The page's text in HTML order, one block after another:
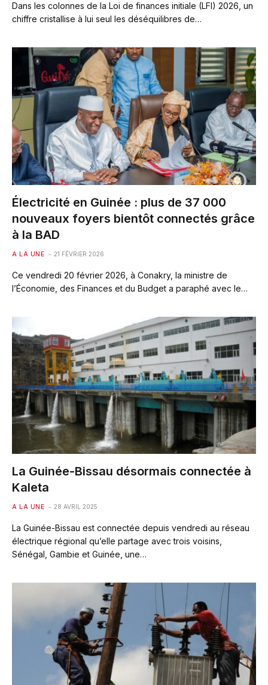
Dans les colonnes de la Loi de finances initiale (LFI) 2026, un
chiffre cristallise à lui seul les déséquilibres de…
Électricité en Guinée : plus de 37 000
nouveaux foyers bientôt connectés grâce
à la BAD
A LA UNE 21 FÉVRIER 2026
Ce vendredi 20 février 2026, à Conakry, la ministre de
l’Économie, des Finances et du Budget a paraphé avec le…
La Guinée-Bissau désormais connectée à
Kaleta
A LA UNE 28 AVRIL 2025
La Guinée-Bissau est connectée depuis vendredi au réseau
électrique régional qu’elle partage avec trois voisins,
Sénégal, Gambie et Guinée, une…